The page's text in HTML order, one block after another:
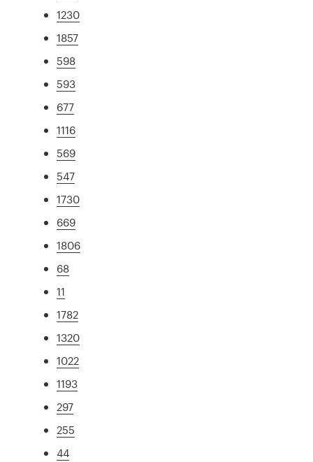
1230
1857
598
593
677
1116
569
547
1730
669
1806
68
11
1782
1320
1022
1193
297
255
44